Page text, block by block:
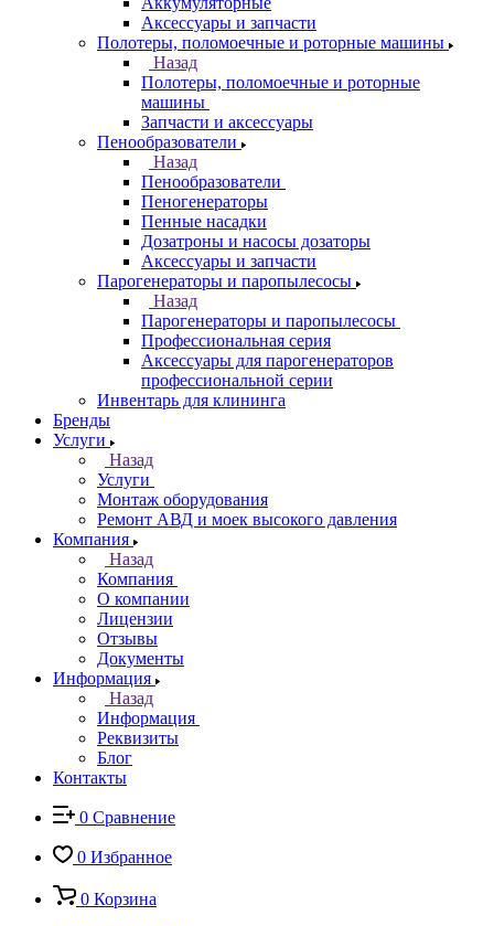
Аксессуары и запчасти
Полотеры, поломоечные и роторные машины
Назад
Полотеры, поломоечные и роторные
машины
Запчасти и аксессуары
Пенообразователи
Назад
Пенообразователи
Пеногенераторы
Пенные насадки
Дозатроны и насосы дозаторы
Аксессуары и запчасти
Парогенераторы и паропылесосы
Назад
Парогенераторы и паропылесосы
Профессиональная серия
Аксессуары для парогенераторов
профессиональной серии
Инвентарь для клининга
Бренды
Услуги
Назад
Услуги
Монтаж оборудования
Ремонт АВД и моек высокого давления
Компания
Назад
Компания
О компании
Лицензии
Отзывы
Документы
Информация
Назад
Информация
Реквизиты
Блог
Контакты
0 Сравнение
0 Избранное
0 Корзина